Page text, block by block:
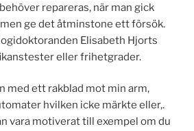
repareras, när man gick
ge det åtminstone ett försök.
Elisabeth Hjorts
eller frihetgrader.
med ett rakblad mot min arm,
hvilken icke märkte eller,.
vara motiverat till exempel om du